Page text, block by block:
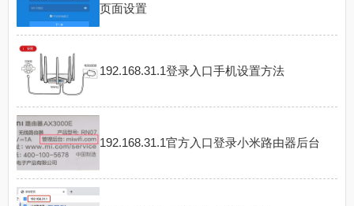
页面设置
192.168.31.1登录入口手机设置方法
192.168.31.1官方入口登录小米路由器后台